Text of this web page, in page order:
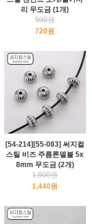
리 무도금 (1개)
900원
720원
[54-214][55-083] 써지컬
스틸 비즈 주름론델볼 5x
8mm 무도금 (2개)
1,800원
1,440원